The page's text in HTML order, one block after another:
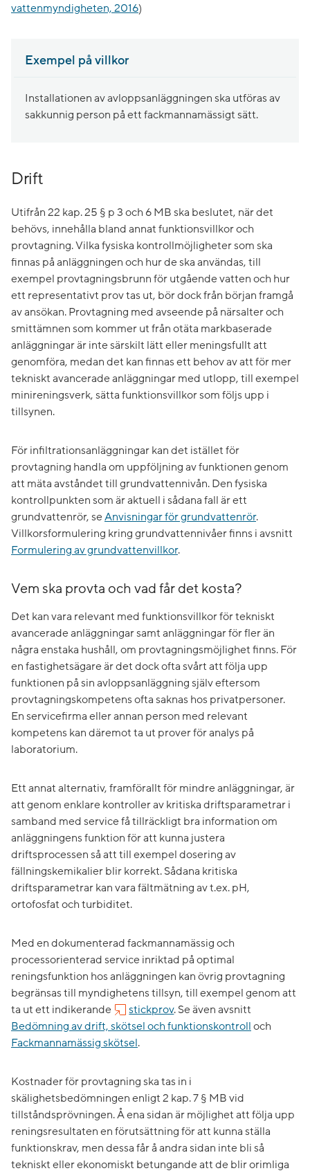
vattenmyndigheten, 2016)
Exempel på villkor
Installationen av avloppsanläggningen ska utföras av
sakkunnig person på ett fackmannamässigt sätt.
Drift
Utifrån 22 kap. 25 § p 3 och 6 MB ska beslutet, när det
behövs, innehålla bland annat funktionsvillkor och
provtagning. Vilka fysiska kontrollmöjligheter som ska
finnas på anläggningen och hur de ska användas, till
exempel provtagningsbrunn för utgående vatten och hur
ett representativt prov tas ut, bör dock från början framgå
av ansökan. Provtagning med avseende på närsalter och
smittämnen som kommer ut från otäta markbaserade
anläggningar är inte särskilt lätt eller meningsfullt att
genomföra, medan det kan finnas ett behov av att för mer
tekniskt avancerade anläggningar med utlopp, till exempel
minireningsverk, sätta funktionsvillkor som följs upp i
tillsynen.
För infiltrationsanläggningar kan det istället för
provtagning handla om uppföljning av funktionen genom
att mäta avståndet till grundvattennivån. Den fysiska
kontrollpunkten som är aktuell i sådana fall är ett
grundvattenrör, seAnvisningar för grundvattenrör.
Villkorsformulering kring grundvattennivåer finns i avsnitt
Formulering av grundvattenvillkor.
Vem ska provta och vad får det kosta?
Det kan vara relevant med funktionsvillkor för tekniskt
avancerade anläggningar samt anläggningar för fler än
några enstaka hushåll, om provtagningsmöjlighet finns. För
en fastighetsägare är det dock ofta svårt att följa upp
funktionen på sin avloppsanläggning själv eftersom
provtagningskompetens ofta saknas hos privatpersoner.
En servicefirma eller annan person med relevant
kompetens kan däremot ta ut prover för analys på
laboratorium.
Ett annat alternativ, framförallt för mindre anläggningar, är
att genom enklare kontroller av kritiska driftsparametrar i
samband med service få tillräckligt bra information om
anläggningens funktion för att kunna justera
driftsprocessen så att till exempel dosering av
fällningskemikalier blir korrekt. Sådana kritiska
driftsparametrar kan vara fältmätning av t.ex. pH,
ortofosfat och turbiditet.
Med en dokumenterad fackmannamässig och
processorienterad service inriktad på optimal
reningsfunktion hos anläggningen kan övrig provtagning
begränsas till myndighetens tillsyn, till exempel genom att
ta ut ett indikerande
stickprov. Se även avsnitt
Bedömning av drift, skötsel och funktionskontroll och
Fackmannamässig skötsel.
Kostnader för provtagning ska tas in i
skälighetsbedömningen enligt 2 kap. 7 § MB vid
tillståndsprövningen. Å ena sidan är möjlighet att följa upp
reningsresultaten en förutsättning för att kunna ställa
funktionskrav, men dessa får å andra sidan inte bli så
tekniskt eller ekonomiskt betungande att de blir orimliga